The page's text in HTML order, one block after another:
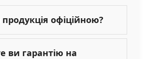
офіційною?
ви гарантію на